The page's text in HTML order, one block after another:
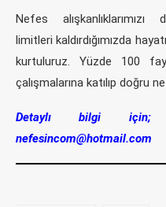
Nefes alışkanlıklarımızı
limitleri kaldırdığımızda
kurtuluruz. Yüzde 100
çalışmalarına katılıp doğru
Detaylı bilgi
nefesincom@hotmail.com